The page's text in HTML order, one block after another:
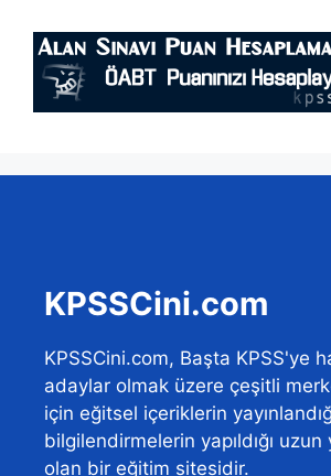
KPSSCini.com
KPSSCini.com, Başta KPSS'ye
adaylar olmak üzere çeşitli
için eğitsel içeriklerin
bilgilendirmelerin yapıldığı uzun
olan bir eğitim sitesidir.